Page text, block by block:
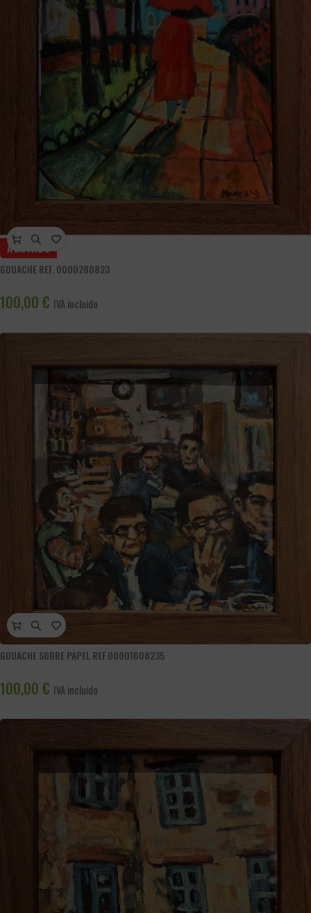
AGOTADO
GOUACHE REF. 0000280823
100,00 € IVA incluido
GOUACHE SOBRE PAPEL REF.00001608235
100,00 € IVA incluido